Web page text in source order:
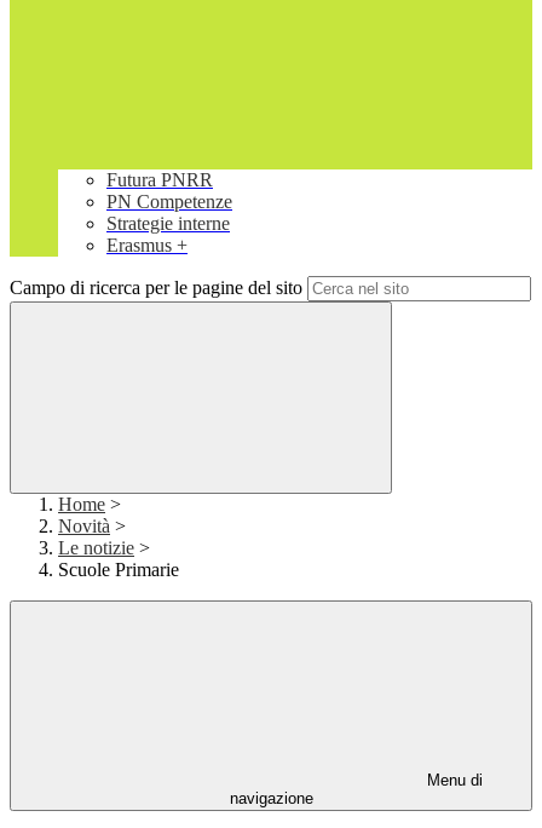
Futura PNRR
PN Competenze
Strategie interne
Erasmus +
Campo di ricerca per le pagine del sito
Home >
Novità >
Le notizie >
Scuole Primarie
Menu di
navigazione